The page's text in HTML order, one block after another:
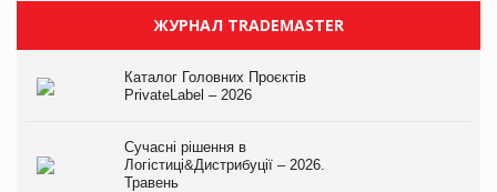
ЖУРНАЛ TRADEMASTER
Каталог Головних Проєктів
PrivateLabel – 2026
Сучасні рішення в
Логістиці&Дистрибуції – 2026.
Травень